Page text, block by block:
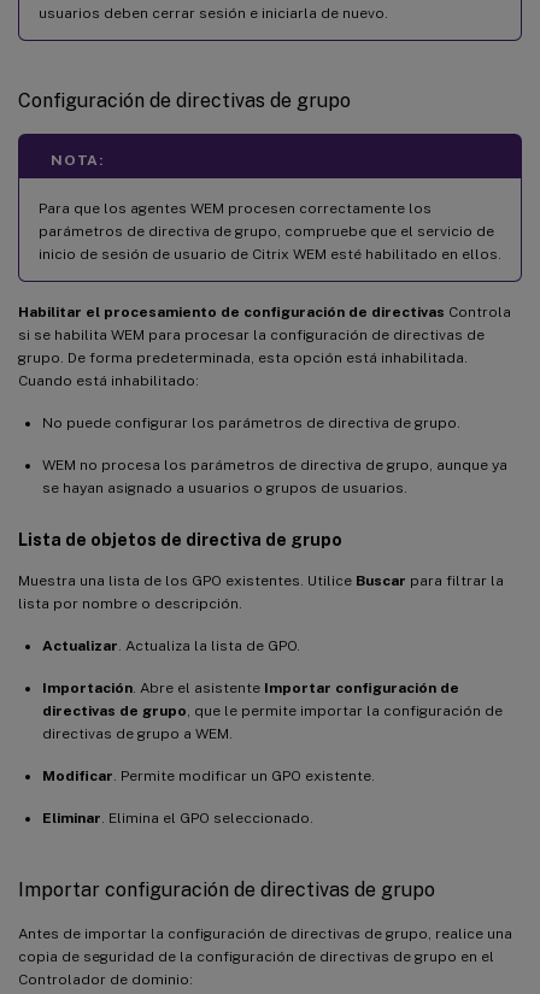
usuarios deben cerrar sesión e iniciarla de nuevo.
Configuración de directivas de grupo
NOTA:
Para que los agentes WEM procesen correctamente los
parámetros de directiva de grupo, compruebe que el servicio de
inicio de sesión de usuario de Citrix WEM esté habilitado en ellos.
Habilitar el procesamiento de configuración de directivas Controla
si se habilita WEM para procesar la configuración de directivas de
grupo. De forma predeterminada, esta opción está inhabilitada.
Cuando está inhabilitado:
No puede configurar los parámetros de directiva de grupo.
WEM no procesa los parámetros de directiva de grupo, aunque ya
se hayan asignado a usuarios o grupos de usuarios.
Lista de objetos de directiva de grupo
Muestra una lista de los GPO existentes. Utilice Buscar para filtrar la
lista por nombre o descripción.
Actualizar . Actualiza la lista de GPO.
Importación . Abre el asistente Importar configuración de
directivas de grupo , que le permite importar la configuración de
directivas de grupo a WEM.
Modificar . Permite modificar un GPO existente.
Eliminar . Elimina el GPO seleccionado.
Importar configuración de directivas de grupo
Antes de importar la configuración de directivas de grupo, realice una
copia de seguridad de la configuración de directivas de grupo en el
Controlador de dominio: